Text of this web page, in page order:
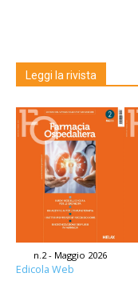
Leggi la rivista
n.2 - Maggio 2026
Edicola Web